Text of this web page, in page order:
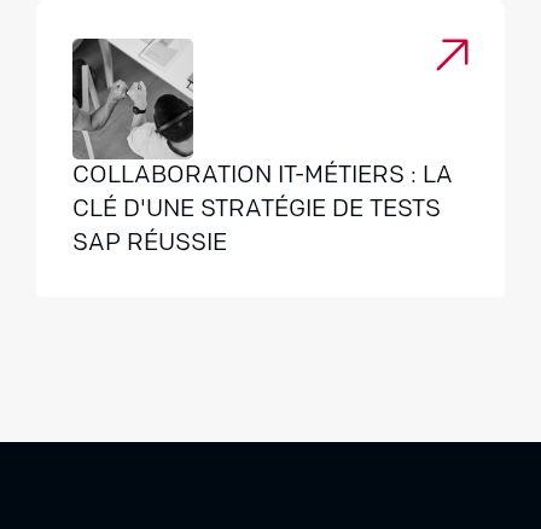
COLLABORATION IT-MÉTIERS : LA
CLÉ D'UNE STRATÉGIE DE TESTS
SAP RÉUSSIE